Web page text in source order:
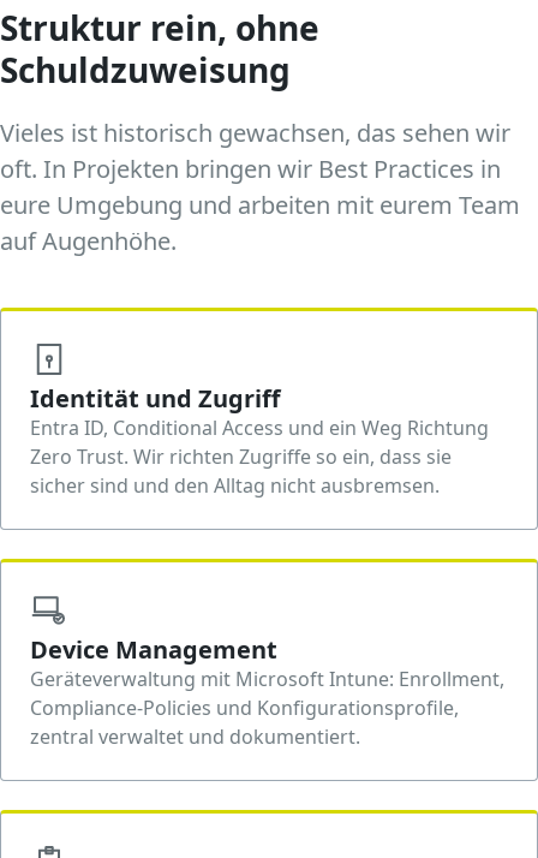
Struktur rein, ohne
Schuldzuweisung
Vieles ist historisch gewachsen, das sehen wir
oft. In Projekten bringen wir Best Practices in
eure Umgebung und arbeiten mit eurem Team
auf Augenhöhe.
Identität und Zugriff
Entra ID, Conditional Access und ein Weg Richtung
Zero Trust. Wir richten Zugriffe so ein, dass sie
sicher sind und den Alltag nicht ausbremsen.
Device Management
Geräteverwaltung mit Microsoft Intune: Enrollment,
Compliance-Policies und Konfigurationsprofile,
zentral verwaltet und dokumentiert.